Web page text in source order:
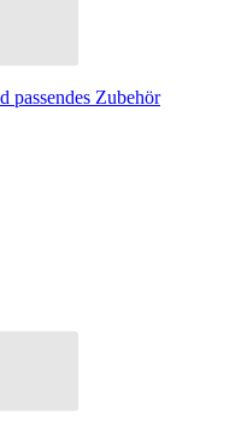
passendes Zubehör